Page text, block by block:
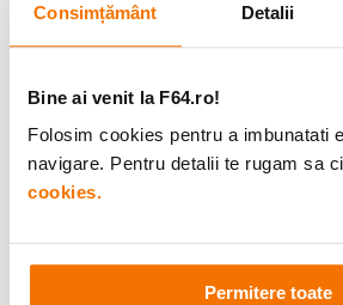
Consimțământ Detalii
Bine ai venit la F64.ro!
Folosim cookies pentru a imbunatati
navigare. Pentru detalii te rugam sa
cookies.
Permitere toate